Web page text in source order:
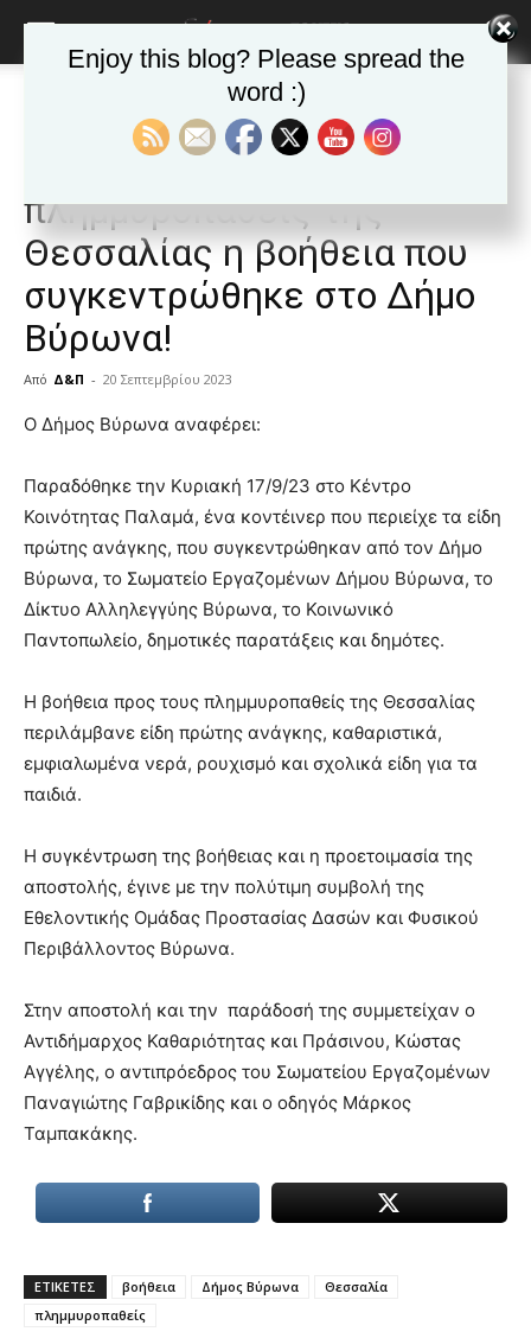
Ανακοινώσεις - Δελτία τύπου
Ανακοινώσεις - Δελτία τύπου Δημοφιλή άρθρα
Παραδόθηκε στους
πλημμυροπαθείς της
Θεσσαλίας η βοήθεια που
συγκεντρώθηκε στο Δήμο
Βύρωνα!
Από Δ&Π - 20 Σεπτεμβρίου 2023
blonde
hot
cam
show.desi
xxx
lyons
teaches
the
meaning
of
pain.
pornhun
porn
Ο Δήμος Βύρωνα αναφέρει:
Παραδόθηκε την Κυριακή 17/9/23 στο Κέντρο
Κοινότητας Παλαμά, ένα κοντέινερ που περιείχε τα είδη
πρώτης ανάγκης, που συγκεντρώθηκαν από τον Δήμο
Βύρωνα, το Σωματείο Εργαζομένων Δήμου Βύρωνα, το
Δίκτυο Αλληλεγγύης Βύρωνα, το Κοινωνικό
Παντοπωλείο, δημοτικές παρατάξεις και δημότες.
Η βοήθεια προς τους πλημμυροπαθείς της Θεσσαλίας
περιλάμβανε είδη πρώτης ανάγκης, καθαριστικά,
εμφιαλωμένα νερά, ρουχισμό και σχολικά είδη για τα
παιδιά.
Η συγκέντρωση της βοήθειας και η προετοιμασία της
αποστολής, έγινε με την πολύτιμη συμβολή της
Εθελοντικής Ομάδας Προστασίας Δασών και Φυσικού
Περιβάλλοντος Βύρωνα.
Στην αποστολή και την παράδοσή της συμμετείχαν ο
Αντιδήμαρχος Καθαριότητας και Πράσινου, Κώστας
Αγγέλης, ο αντιπρόεδρος του Σωματείου Εργαζομένων
Παναγιώτης Γαβρικίδης και ο οδηγός Μάρκος
Ταμπακάκης.
ΕΤΙΚΕΤΕΣ βοήθεια Δήμος Βύρωνα
Θεσσαλία
πλημμυροπαθείς
Enjoy this blog? Please spread the
word :)